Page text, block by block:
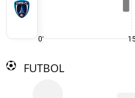
0'
FUTBOL